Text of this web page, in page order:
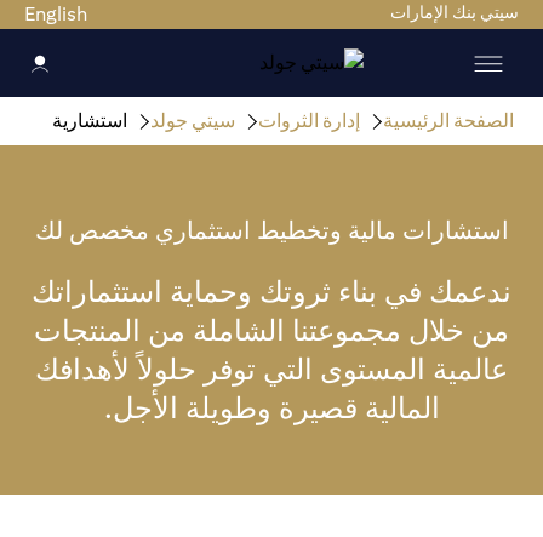
سيتي بنك الإمارات English
الصفحة الرئيسية إدارة الثروات سيتي جولد استشارية
استشارات مالية وتخطيط استثماري مخصص لك
ندعمك في بناء ثروتك وحماية استثماراتك
من خلال مجموعتنا الشاملة من المنتجات
عالمية المستوى التي توفر حلولاً لأهدافك
المالية قصيرة وطويلة الأجل.